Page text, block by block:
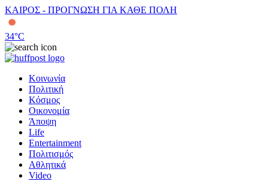
ΚΑΙΡΟΣ - ΠΡΟΓΝΩΣΗ ΓΙΑ ΚΑΘΕ ΠΟΛΗ
34°C
Κοινωνία
Πολιτική
Κόσμος
Οικονομία
Άποψη
Life
Entertainment
Πολιτισμός
Αθλητικά
Video